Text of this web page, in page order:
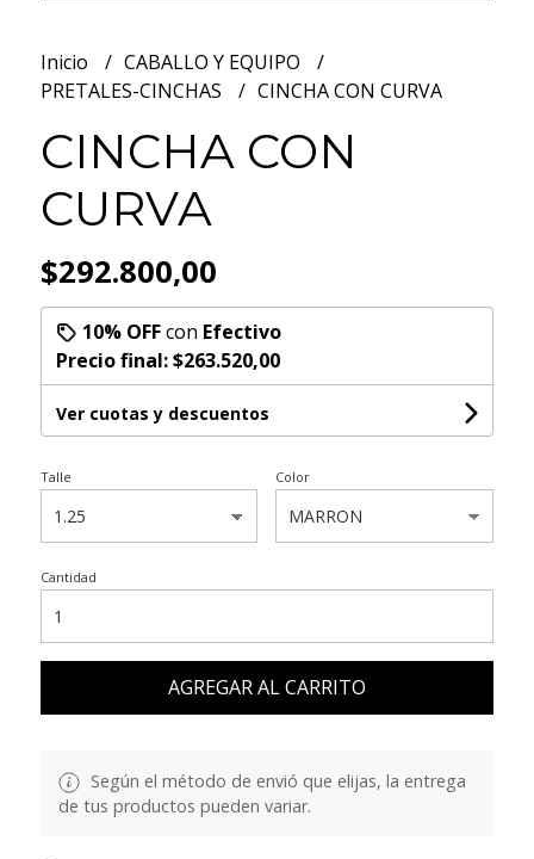
Inicio
CABALLO Y EQUIPO
PRETALES-CINCHAS
CINCHA CON CURVA
CINCHA CON
CURVA
$292.800,00
10% OFFcon Efectivo
Precio final:$263.520,00
Ver cuotas y descuentos
Talle Color
Cantidad
AGREGAR AL CARRITO
Según el método de envió que elijas, la entrega
de tus productos pueden variar.